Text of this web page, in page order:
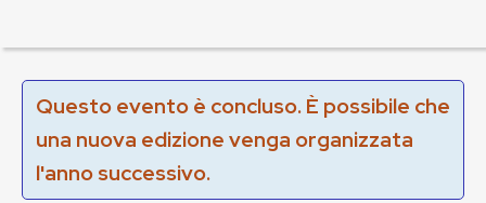
Questo evento è concluso. È possibile che
una nuova edizione venga organizzata
l'anno successivo.